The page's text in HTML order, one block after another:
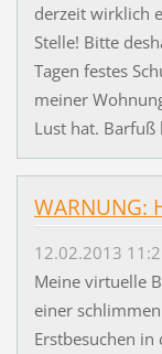
derzeit wirklich
Stelle! Bitte
Tagen festes
meiner
Lust hat. Barfuß
WARNUNG:
12.02.2013
Meine virtuelle
einer
Erstbesuchen in